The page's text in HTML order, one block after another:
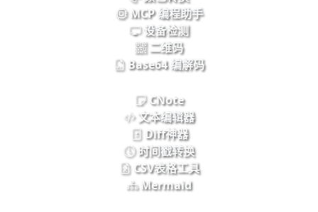
MCP 编程助手
设备检测
二维码
Base64 编解码
CNote
文本编辑器
Diff神器
时间戳转换
CSV表格工具
Mermaid